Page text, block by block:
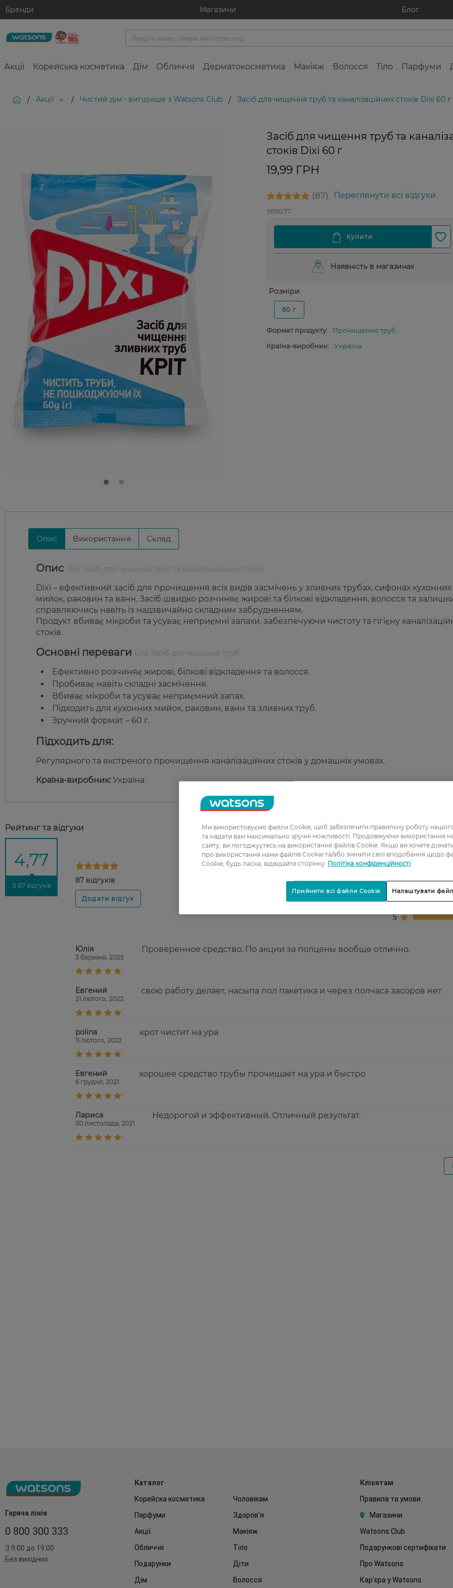
Бренди Магазини Блог
Акції Корейська косметика Дім Обличчя Дерматокосметика Макіяж Волосся Тіло Парфуми
/ Акції / Чистий дім - вигідніше з Watsons Club / Засіб для чищення труб та каналізаційних стоків Dixi 60 г
Засіб для чищення труб та
стоків Dixi 60 г
19,99 ГРН
87 Переглянути всі відгуки
989077
Наявність в магазинах
Розміри
60 г
Формат продукту:
Прочищення труб
Країна-виробник:
Україна
Опис Використання Склад
Опис
Dixi – ефективний засіб для прочищення всіх видів засмічень у зливних трубах, сифонах кухонних
мийок, раковин та ванн. Засіб швидко розчиняє жирові та білкові відкладення, волосся та залишки
справляючись навіть із надзвичайно складним забрудненням.
Продукт вбиває мікроби та усуває неприємні запахи, забезпечуючи чистоту та гігієну
стоків.
Основні переваги
Ефективно розчиняє жирові, білкові відкладення та волосся.
Пробиває навіть складні засмічення.
Вбиває мікроби та усуває неприємний запах.
Підходить для кухонних мийок, раковин, ванн та зливних труб.
Зручний формат – 60 г.
Підходить для:
Регулярного та екстреного прочищення каналізаційних стоків у домашніх умовах.
Країна-виробник: Україна
Рейтинг та відгуки
4,77
З 87 відгуків
87 відгуків
1
2
3
4
5
Юлія
3 березня, 2025
Проверенное средство. По акции за полцены вообще отлично.
Евгений
21 лютого, 2022
свою работу делает, насыпа пол пакетика и через полчаса засоров нет
polina
11 лютого, 2022
крот чистит на ура
Евгений
6 грудня, 2021
хорошее средство трубы прочищает на ура и быстро
Лариса
30 листопада, 2021
Недорогой и эффективный. Отличный результат.
Гаряча лінія
0 800 300 333
З 9:00 до 19:00
Без вихідних
Каталог
Корейска косметика
Чоловікам
Парфуми
Здоров'я
Акції
Макіяж
Обличчя
Тіло
Подарунки
Діти
Дім
Волосся
Клієнтам
Правила та умови
Магазини
Watsons Club
Подарункові сертифікати
Про Watsons
Кар'єра у Watsons
Ми використовуємо файли Cookie, щоб забезпечити правильну роботу
та надати вам максимально зручні можливості. Продовжуючи використання
сайту, ви погоджуєтесь на використання файлів Cookie. Якщо ви хочете
про використання нами файлів Cookie та/або змінити свої вподобання щодо
Cookie, будь ласка, відвідайте сторінку Політіка конфіденційності
Налаштувати
Прийняти всі файли Cookie